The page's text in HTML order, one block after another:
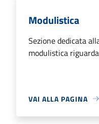
Modulistica
Sezione dedicata
modulistica
VAI ALLA PAGINA